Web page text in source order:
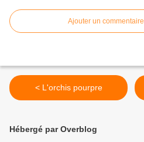
Ajouter un commentaire
< L'orchis pourpre
Hébergé par Overblog